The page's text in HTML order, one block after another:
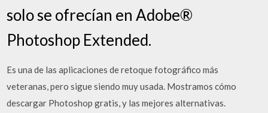
solo se ofrecían en Adobe®
Photoshop Extended.
Es una de las aplicaciones de retoque fotográfico más
veteranas, pero sigue siendo muy usada. Mostramos cómo
descargar Photoshop gratis, y las mejores alternativas.